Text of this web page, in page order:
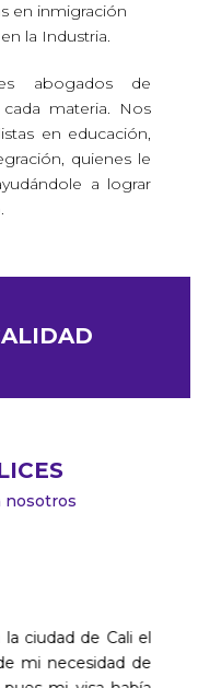
en inmigración
la Industria.
abogados de
materia. Nos
en educación,
quienes le
a lograr
nosotros
ciudad de Cali el
mi necesidad de